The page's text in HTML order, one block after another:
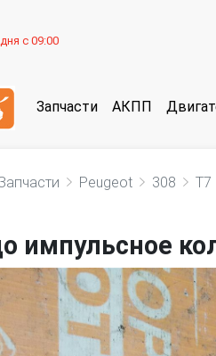
с 09:00
Запчасти АКПП
Peugeot 308 T7
импульсное